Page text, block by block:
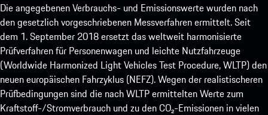
Die angegebenen Verbrauchs- und Emissionswerte wurden nach
den gesetzlich vorgeschriebenen Messverfahren ermittelt. Seit
dem 1. September 2018 ersetzt das weltweit harmonisierte
Prüfverfahren für Personenwagen und leichte Nutzfahrzeuge
(Worldwide Harmonized Light Vehicles Test Procedure, WLTP) den
neuen europäischen Fahrzyklus (NEFZ). Wegen der realistischeren
Prüfbedingungen sind die nach WLTP ermittelten Werte zum
Kraftstoff-/Stromverbrauch und zu den CO₂-Emissionen in vielen